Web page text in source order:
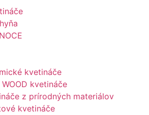
kvetináče
WOOD kvetináče
z prírodných materiálov
kvetináče